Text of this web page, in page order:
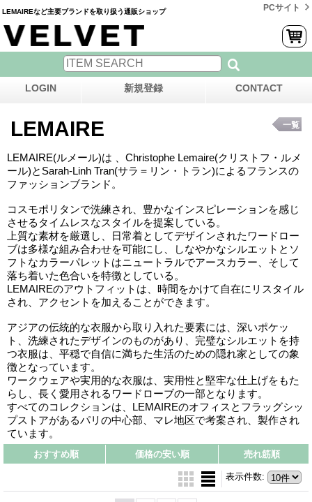
LEMAIREなど主要ブランドを取り扱う通販ショップ PCサイト
LOGIN 新規登録 CONTACT
LEMAIRE
LEMAIRE(ルメール)は 、Christophe Lemaire(クリストフ・ルメ
ール)とSarah-Linh Tran(サラ＝リン・トラン)によるフランスの
ファッションブランド。
コスモポリタンで洗練され、豊かなインスピレーションを感じ
させるタイムレスなスタイルを提案している。
上質な素材を厳選し、日常着としてデザインされたワードロー
ブは多様な組み合わせを可能にし、しなやかなシルエットとソ
フトなカラーパレットはニュートラルでアースカラー、そして
落ち着いた色合いを特徴としている。
LEMAIREのアウトフィットは、時間をかけて自在にリスタイル
され、アクセントを加えることができます。
アジアの伝統的な衣服から取り入れた要素には、深いポケッ
ト、洗練されたデザインのものがあり、完璧なシルエットを持
つ衣服は、平穏で自信に満ちた生活のための隠れ家としての象
徴となっています。
ワークウェアや実用的な衣服は、実用性と堅牢な仕上げをもた
らし、長く愛用されるワードローブの一部となります。
すべてのコレクションは、LEMAIREのオフィスとフラッグシッ
プストアがあるパリの中心部、マレ地区で考案され、製作され
ています。
一覧
おすすめ順 価格の安い順 売れ筋順
表示件数: